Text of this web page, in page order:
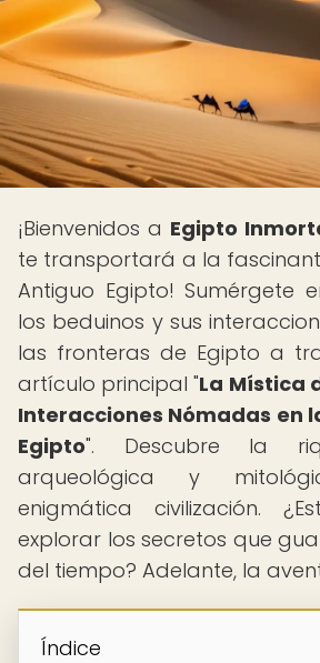
¡Bienvenidos a Egipto
te transportará a la
Antiguo Egipto! Sumérgete
los beduinos y sus
las fronteras de Egipto a
artículo principal "La Mística
Interacciones Nómadas en
Egipto". Descubre la
arqueológica y
enigmática civilización.
explorar los secretos que
del tiempo? Adelante, la
Índice